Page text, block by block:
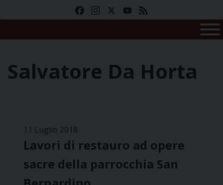
FacebookInstagramYouTube
Salvatore Da Horta
11 Luglio 2018
Lavori di restauro ad opere
sacre della parrocchia San